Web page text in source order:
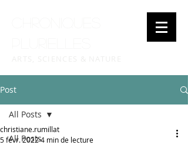
Post
All Posts
All Posts
christiane.rumillat
5 févr. 20224 min de lecture